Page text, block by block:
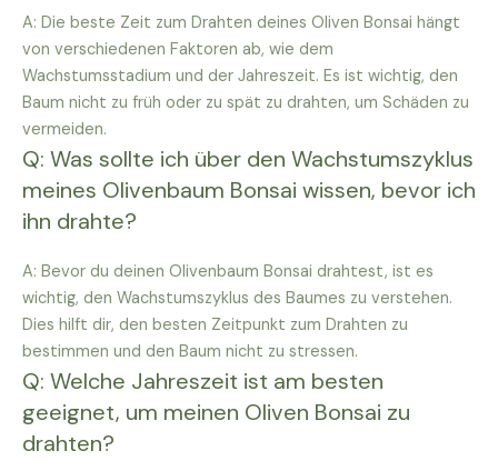
A: Die beste Zeit zum Drahten deines Oliven Bonsai hängt
von verschiedenen Faktoren ab, wie dem
Wachstumsstadium und der Jahreszeit. Es ist wichtig, den
Baum nicht zu früh oder zu spät zu drahten, um Schäden zu
vermeiden.
Q: Was sollte ich über den Wachstumszyklus
meines Olivenbaum Bonsai wissen, bevor ich
ihn drahte?
A: Bevor du deinen Olivenbaum Bonsai drahtest, ist es
wichtig, den Wachstumszyklus des Baumes zu verstehen.
Dies hilft dir, den besten Zeitpunkt zum Drahten zu
bestimmen und den Baum nicht zu stressen.
Q: Welche Jahreszeit ist am besten
geeignet, um meinen Oliven Bonsai zu
drahten?